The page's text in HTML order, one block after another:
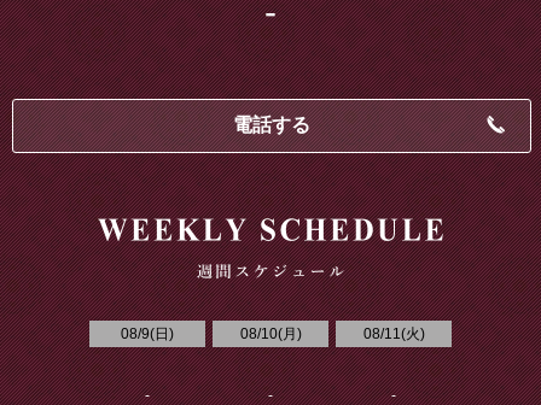
-
電話する
08/9(日 )
-
08/10(月 )
-
08/11(火)
-